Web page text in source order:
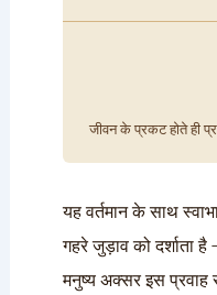
जीवन के प्रकट होते ही
यह वर्तमान के साथ
गहरे जुड़ाव को दर्शाता
मनुष्य अक्सर इस प्रवाह